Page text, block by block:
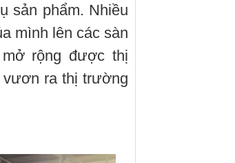
sản phẩm. Nhiều
mình lên các sàn
rộng được thị
ra thị trường